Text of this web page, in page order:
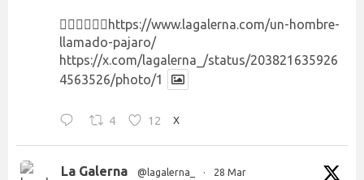
👉🏻👉🏻👉🏻 https://www.lagalerna.com/un-hombre-
llamado-pajaro/
https://x.com/lagalerna_/status/203821635926
4563526/photo/1
4 12 X
La Galerna @lagalerna_ · 28 Mar